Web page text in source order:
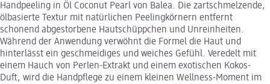
Handpeeling in Öl Coconut Pearl von Balea. Die zartschmelzende,
ölbasierte Textur mit natürlichen Peelingkörnern entfernt
schonend abgestorbene Hautschüppchen und Unreinheiten.
Während der Anwendung verwöhnt die Formel die Haut und
hinterlässt ein geschmeidiges und weiches Gefühl. Veredelt mit
einem Hauch von Perlen-Extrakt und einem exotischen Kokos-
Duft, wird die Handpflege zu einem kleinen Wellness-Moment im